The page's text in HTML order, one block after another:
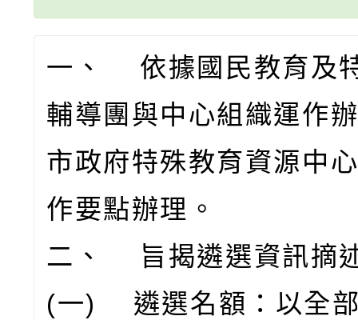
一、 依據國民教育及
輔導團與中心組織運作
市政府特殊教育資源中
作要點辦理。
二、 旨揭遴選資訊摘
(一) 遴選名額：以全